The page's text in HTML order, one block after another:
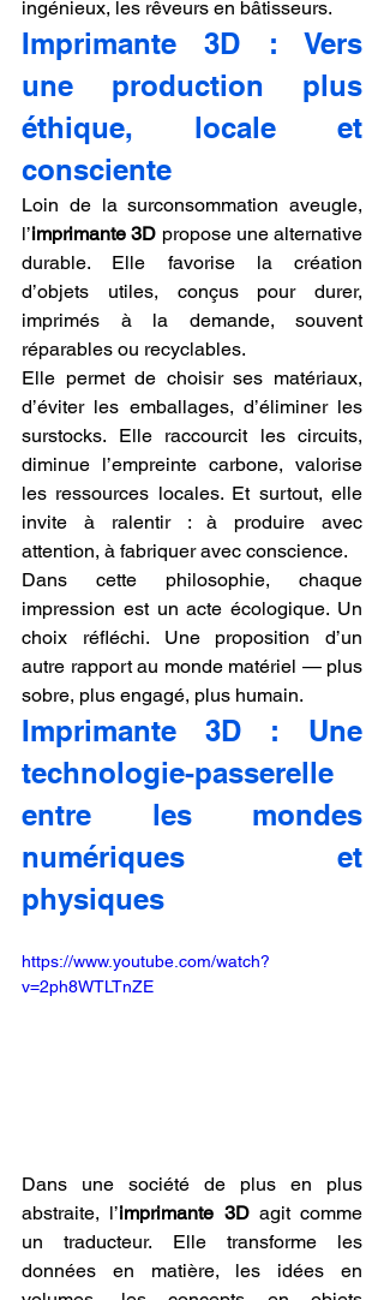
ingénieux, les rêveurs en bâtisseurs.
Imprimante 3D : Vers
une production plus
éthique, locale et
consciente
Loin de la surconsommation aveugle,
l’imprimante 3D propose une alternative
durable. Elle favorise la création
d’objets utiles, conçus pour durer,
imprimés à la demande, souvent
réparables ou recyclables.
Elle permet de choisir ses matériaux,
d’éviter les emballages, d’éliminer les
surstocks. Elle raccourcit les circuits,
diminue l’empreinte carbone, valorise
les ressources locales. Et surtout, elle
invite à ralentir : à produire avec
attention, à fabriquer avec conscience.
Dans cette philosophie, chaque
impression est un acte écologique. Un
choix réfléchi. Une proposition d’un
autre rapport au monde matériel — plus
sobre, plus engagé, plus humain.
Imprimante 3D : Une
technologie-passerelle
entre les mondes
numériques et
physiques
https://www.youtube.com/watch?
v=2ph8WTLTnZE
Dans une société de plus en plus
abstraite, l’imprimante 3D agit comme
un traducteur. Elle transforme les
données en matière, les idées en